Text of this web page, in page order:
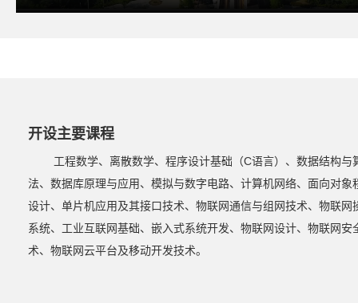
开设主要课程
工程数学、离散数学、程序设计基础（C语言）、数据结构与
法、数据库原理与应用、模拟与数字电路、计算机网络、面向对象
设计、单片机应用及其接口技术、物联网通信与组网技术、物联网
系统、工业互联网基础、嵌入式系统开发、物联网设计、物联网安
术、物联网云平台及移动开发技术。